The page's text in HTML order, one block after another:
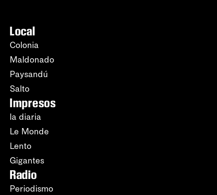
Local
Colonia
Maldonado
Paysandú
Salto
Impresos
la diaria
Le Monde
Lento
Gigantes
Radio
Periodismo